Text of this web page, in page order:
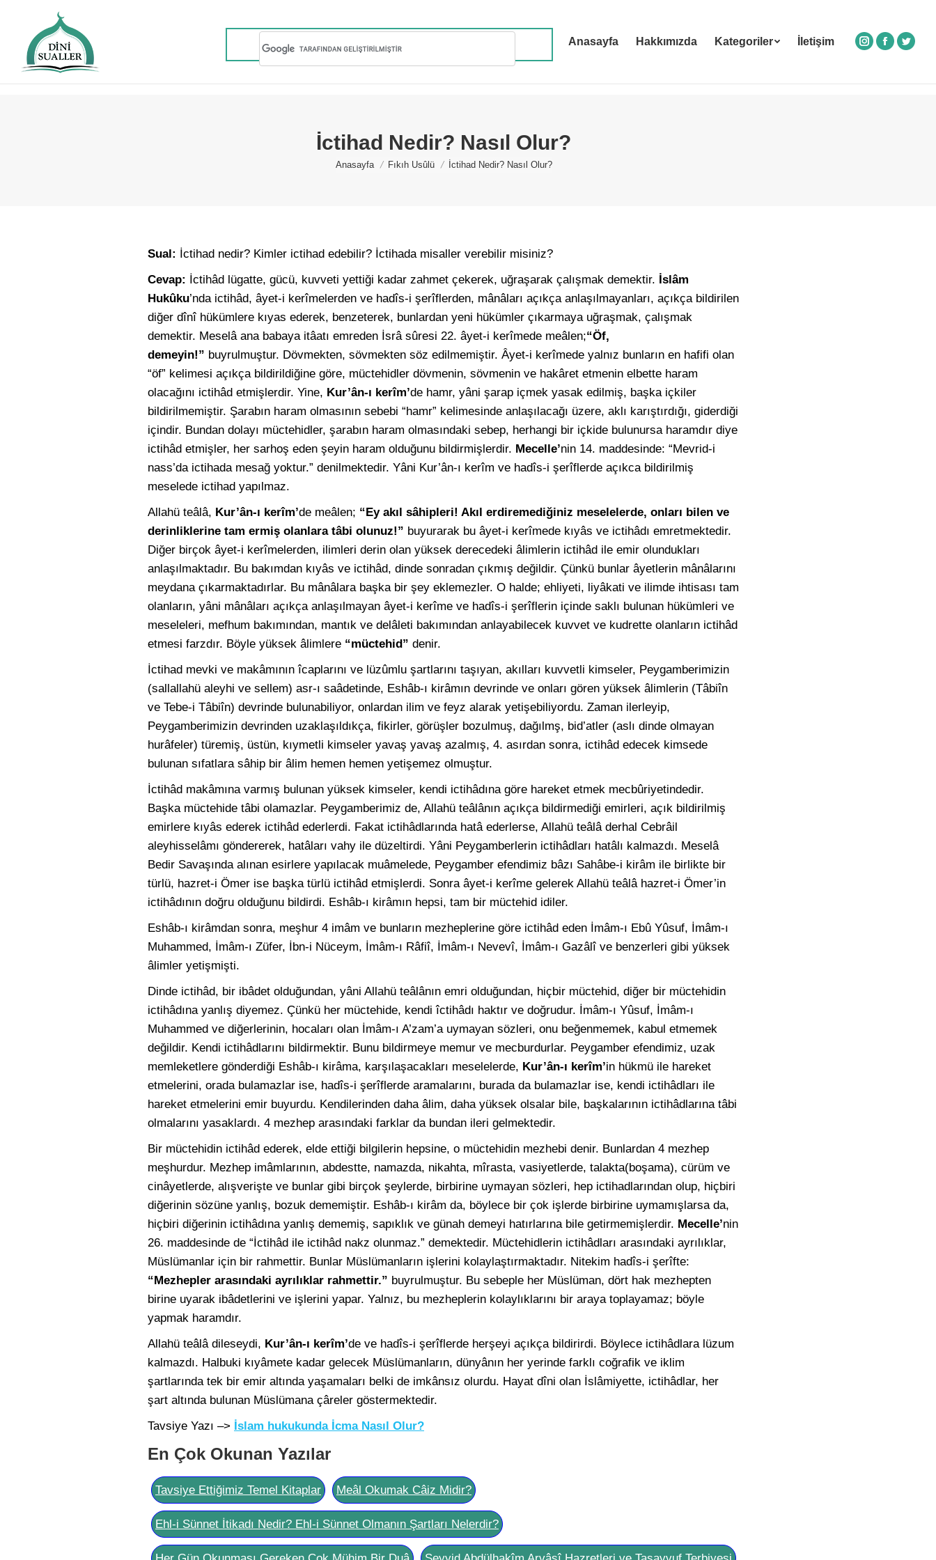
Anasayfa Hakkımızda Kategoriler İletişim
Instagram
Facebook
İctihad Nedir? Nasıl Olur?
You are here:
Anasayfa Fıkıh Usûlü İctihad Nedir? Nasıl Olur?
Sual: İctihad nedir? Kimler ictihad edebilir? İctihada misaller verebilir misiniz?
Cevap: İctihâd lügatte, gücü, kuvveti yettiği kadar zahmet çekerek, uğraşarak çalışmak demektir. İslâm
Hukûku’nda ictihâd, âyet-i kerîmelerden ve hadîs-i şerîflerden, mânâları açıkça anlaşılmayanları, açıkça bildirilen
diğer dînî hükümlere kıyas ederek, benzeterek, bunlardan yeni hükümler çıkarmaya uğraşmak, çalışmak
demektir. Meselâ ana babaya itâatı emreden İsrâ sûresi 22. âyet-i kerîmede meâlen;“Öf,
demeyin!” buyrulmuştur. Dövmekten, sövmekten söz edilmemiştir. Âyet-i kerîmede yalnız bunların en hafifi olan
“öf” kelimesi açıkça bildirildiğine göre, müctehidler dövmenin, sövmenin ve hakâret etmenin elbette haram
olacağını ictihâd etmişlerdir. Yine, Kur’ân-ı kerîm’de hamr, yâni şarap içmek yasak edilmiş, başka içkiler
bildirilmemiştir. Şarabın haram olmasının sebebi “hamr” kelimesinde anlaşılacağı üzere, aklı karıştırdığı, giderdiği
içindir. Bundan dolayı müctehidler, şarabın haram olmasındaki sebep, herhangi bir içkide bulunursa haramdır diye
ictihâd etmişler, her sarhoş eden şeyin haram olduğunu bildirmişlerdir. Mecelle’nin 14. maddesinde: “Mevrid-i
nass’da ictihada mesağ yoktur.” denilmektedir. Yâni Kur’ân-ı kerîm ve hadîs-i şerîflerde açıkca bildirilmiş
meselede ictihad yapılmaz.
Allahü teâlâ, Kur’ân-ı kerîm’de meâlen; “Ey akıl sâhipleri! Akıl erdiremediğiniz meselelerde, onları bilen ve
derinliklerine tam ermiş olanlara tâbi olunuz!” buyurarak bu âyet-i kerîmede kıyâs ve ictihâdı emretmektedir.
Diğer birçok âyet-i kerîmelerden, ilimleri derin olan yüksek derecedeki âlimlerin ictihâd ile emir olundukları
anlaşılmaktadır. Bu bakımdan kıyâs ve ictihâd, dinde sonradan çıkmış değildir. Çünkü bunlar âyetlerin mânâlarını
meydana çıkarmaktadırlar. Bu mânâlara başka bir şey eklemezler. O halde; ehliyeti, liyâkati ve ilimde ihtisası tam
olanların, yâni mânâları açıkça anlaşılmayan âyet-i kerîme ve hadîs-i şerîflerin içinde saklı bulunan hükümleri ve
meseleleri, mefhum bakımından, mantık ve delâleti bakımından anlayabilecek kuvvet ve kudrette olanların ictihâd
etmesi farzdır. Böyle yüksek âlimlere “müctehid” denir.
İctihad mevki ve makâmının îcaplarını ve lüzûmlu şartlarını taşıyan, akılları kuvvetli kimseler, Peygamberimizin
(sallallahü aleyhi ve sellem) asr-ı saâdetinde, Eshâb-ı kirâmın devrinde ve onları gören yüksek âlimlerin (Tâbiîn
ve Tebe-i Tâbiîn) devrinde bulunabiliyor, onlardan ilim ve feyz alarak yetişebiliyordu. Zaman ilerleyip,
Peygamberimizin devrinden uzaklaşıldıkça, fikirler, görüşler bozulmuş, dağılmş, bid’atler (aslı dinde olmayan
hurâfeler) türemiş, üstün, kıymetli kimseler yavaş yavaş azalmış, 4. asırdan sonra, ictihâd edecek kimsede
bulunan sıfatlara sâhip bir âlim hemen hemen yetişemez olmuştur.
İctihâd makâmına varmış bulunan yüksek kimseler, kendi ictihâdına göre hareket etmek mecbûriyetindedir.
Başka müctehide tâbi olamazlar. Peygamberimiz de, Allahü teâlânın açıkça bildirmediği emirleri, açık bildirilmiş
emirlere kıyâs ederek ictihâd ederlerdi. Fakat ictihâdlarında hatâ ederlerse, Allahü teâlâ derhal Cebrâil
aleyhisselâmı göndererek, hatâları vahy ile düzeltirdi. Yâni Peygamberlerin ictihâdları hatâlı kalmazdı. Meselâ
Bedir Savaşında alınan esirlere yapılacak muâmelede, Peygamber efendimiz bâzı Sahâbe-i kirâm ile birlikte bir
türlü, hazret-i Ömer ise başka türlü ictihâd etmişlerdi. Sonra âyet-i kerîme gelerek Allahü teâlâ hazret-i Ömer’in
ictihâdının doğru olduğunu bildirdi. Eshâb-ı kirâmın hepsi, tam bir müctehid idiler.
Eshâb-ı kirâmdan sonra, meşhur 4 imâm ve bunların mezheplerine göre ictihâd eden İmâm-ı Ebû Yûsuf, İmâm-ı
Muhammed, İmâm-ı Züfer, İbn-i Nüceym, İmâm-ı Râfiî, İmâm-ı Nevevî, İmâm-ı Gazâlî ve benzerleri gibi yüksek
âlimler yetişmişti.
Dinde ictihâd, bir ibâdet olduğundan, yâni Allahü teâlânın emri olduğundan, hiçbir müctehid, diğer bir müctehidin
ictihâdına yanlış diyemez. Çünkü her müctehide, kendi îctihâdı haktır ve doğrudur. İmâm-ı Yûsuf, İmâm-ı
Muhammed ve diğerlerinin, hocaları olan İmâm-ı A’zam’a uymayan sözleri, onu beğenmemek, kabul etmemek
değildir. Kendi ictihâdlarını bildirmektir. Bunu bildirmeye memur ve mecburdurlar. Peygamber efendimiz, uzak
memleketlere gönderdiği Eshâb-ı kirâma, karşılaşacakları meselelerde, Kur’ân-ı kerîm’in hükmü ile hareket
etmelerini, orada bulamazlar ise, hadîs-i şerîflerde aramalarını, burada da bulamazlar ise, kendi ictihâdları ile
hareket etmelerini emir buyurdu. Kendilerinden daha âlim, daha yüksek olsalar bile, başkalarının ictihâdlarına tâbi
olmalarını yasaklardı. 4 mezhep arasındaki farklar da bundan ileri gelmektedir.
Bir müctehidin ictihâd ederek, elde ettiği bilgilerin hepsine, o müctehidin mezhebi denir. Bunlardan 4 mezhep
meşhurdur. Mezhep imâmlarının, abdestte, namazda, nikahta, mîrasta, vasiyetlerde, talakta(boşama), cürüm ve
cinâyetlerde, alışverişte ve bunlar gibi birçok şeylerde, birbirine uymayan sözleri, hep ictihadlarından olup, hiçbiri
diğerinin sözüne yanlış, bozuk dememiştir. Eshâb-ı kirâm da, böylece bir çok işlerde birbirine uymamışlarsa da,
hiçbiri diğerinin ictihâdına yanlış dememiş, sapıklık ve günah demeyi hatırlarına bile getirmemişlerdir. Mecelle’nin
26. maddesinde de “İctihâd ile ictihâd nakz olunmaz.” demektedir. Müctehidlerin ictihâdları arasındaki ayrılıklar,
Müslümanlar için bir rahmettir. Bunlar Müslümanların işlerini kolaylaştırmaktadır. Nitekim hadîs-i şerîfte:
“Mezhepler arasındaki ayrılıklar rahmettir.” buyrulmuştur. Bu sebeple her Müslüman, dört hak mezhepten
birine uyarak ibâdetlerini ve işlerini yapar. Yalnız, bu mezheplerin kolaylıklarını bir araya toplayamaz; böyle
yapmak haramdır.
Allahü teâlâ dileseydi, Kur’ân-ı kerîm’de ve hadîs-i şerîflerde herşeyi açıkça bildirirdi. Böylece ictihâdlara lüzum
kalmazdı. Halbuki kıyâmete kadar gelecek Müslümanların, dünyânın her yerinde farklı coğrafik ve iklim
şartlarında tek bir emir altında yaşamaları belki de imkânsız olurdu. Hayat dîni olan İslâmiyette, ictihâdlar, her
şart altında bulunan Müslümana çâreler göstermektedir.
Tavsiye Yazı –> İslam hukukunda İcma Nasıl Olur?
En Çok Okunan Yazılar
Tavsiye Ettiğimiz Temel Kitaplar Meâl Okumak Câiz Midir?
Ehl-i Sünnet İtikadı Nedir? Ehl-i Sünnet Olmanın Şartları Nelerdir?